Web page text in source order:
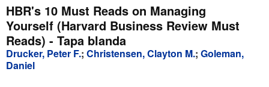
Consultar mis pedidos
Búsqueda avanzada
Colecciones
Libros antiguos
HBR's 10 Must Reads on Managing
Yourself (Harvard Business Review Must
Reads) - Tapa blanda
Drucker, Peter F.; Christensen, Clayton M.; Goleman,
Daniel